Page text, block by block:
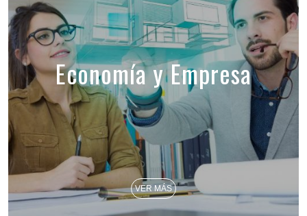
Economía y Empresa
VER MÁS